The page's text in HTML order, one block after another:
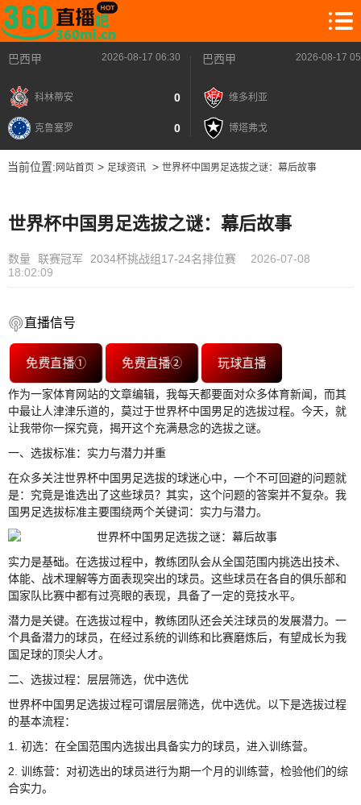
巴西甲 2026-08-17 06:30
科林蒂安 0
克鲁塞罗 0
巴西甲 2026-08-17
维多利亚
博塔弗戈
当前位置: 网站首页> 足球资讯> 世界杯中国男足选拔之谜：幕后故事
世界杯中国男足选拔之谜：幕后故事
数量 联赛冠军 2034杯挑战组17-24名排位赛
2026-07-08
18:02:09
直播信号
免费直播① 免费直播② 玩球直播
作为一家体育网站的文章编辑，我每天都要面对众多体育新闻，而其
中最让人津津乐道的，莫过于世界杯中国男足的选拔过程。今天，就
让我带你一探究竟，揭开这个充满悬念的选拔之谜。
一、选拔标准：实力与潜力并重
在众多关注世界杯中国男足选拔的球迷心中，一个不可回避的问题就
是：究竟是谁选出了这些球员？其实，这个问题的答案并不复杂。我
国男足选拔标准主要围绕两个关键词：实力与潜力。
实力是基础。在选拔过程中，教练团队会从全国范围内挑选出技术、
体能、战术理解等方面表现突出的球员。这些球员在各自的俱乐部和
国家队比赛中都有过亮眼的表现，具备了一定的竞技水平。
潜力是关键。在选拔过程中，教练团队还会关注球员的发展潜力。一
个具备潜力的球员，在经过系统的训练和比赛磨炼后，有望成长为我
国足球的顶尖人才。
二、选拔过程：层层筛选，优中选优
世界杯中国男足选拔过程可谓层层筛选，优中选优。以下是选拔过程
的基本流程：
1. 初选：在全国范围内选拔出具备实力的球员，进入训练营。
2. 训练营：对初选出的球员进行为期一个月的训练营，检验他们的综
合实力。